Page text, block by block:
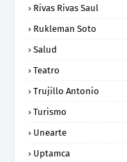
Rivas Rivas Saul
Rukleman Soto
Salud
Teatro
Trujillo Antonio
Turismo
Unearte
Uptamca